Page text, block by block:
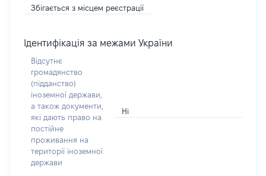
Збігається з місцем реєстрації
Ідентифікація за межами України
Відсутнє
громадянство
(підданство)
іноземної держави,
а також документи,
які дають право на
постійне
проживання на
території іноземної
держави
Ні